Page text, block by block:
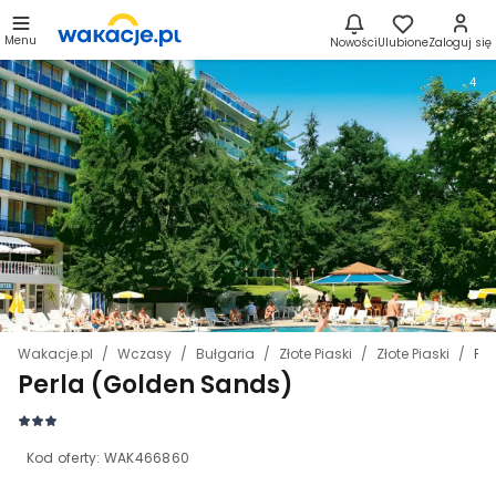
Menu NowościUlubioneZaloguj się
Wakacje.pl Wczasy Bułgaria Złote Piaski Złote Piaski
Perla (Golden Sands)
Kod oferty: WAK466860
4